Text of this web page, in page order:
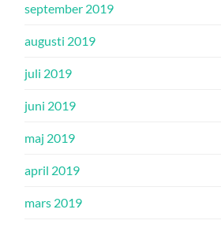
september 2019
augusti 2019
juli 2019
juni 2019
maj 2019
april 2019
mars 2019